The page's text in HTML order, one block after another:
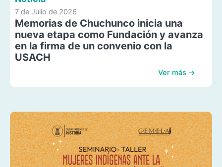
7 de Julio de 2026
Memorias de Chuchunco inicia una
nueva etapa como Fundación y avanza
en la firma de un convenio con la
USACH
Ver más →